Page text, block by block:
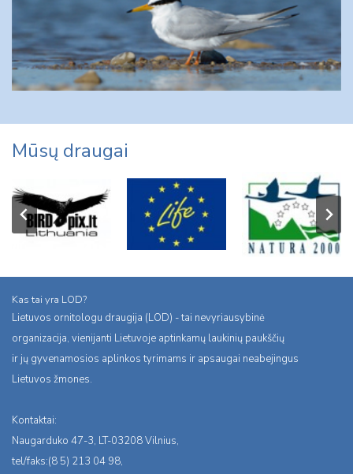
Mūsų draugai
Kas tai yra LOD?
Lietuvos ornitologu draugija (LOD) - tai nevyriausybinė
organizacija, vienijanti Lietuvoje aptinkamų laukinių paukščių
ir jų gyvenamosios aplinkos tyrimams ir apsaugai neabejingus
Lietuvos žmones.
Kontaktai:
Naugarduko 47-3, LT-03208 Vilnius,
tel/faks:(8 5) 213 04 98,